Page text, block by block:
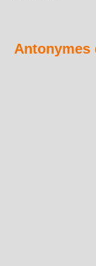
Antonymes